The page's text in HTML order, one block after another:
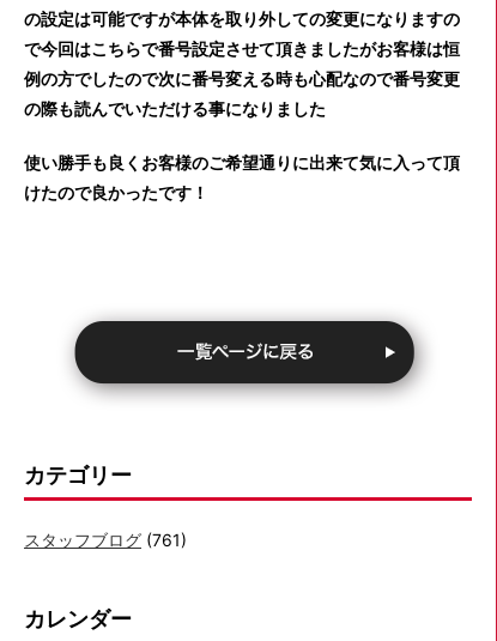
の設定は可能ですが本体を取り外しての変更になりますの
で今回はこちらで番号設定させて頂きましたがお客様は恒
例の方でしたので次に番号変える時も心配なので番号変更
の際も読んでいただける事になりました
使い勝手も良くお客様のご希望通りに出来て気に入って頂
けたので良かったです！
カテゴリー
スタッフブログ (761)
カレンダー